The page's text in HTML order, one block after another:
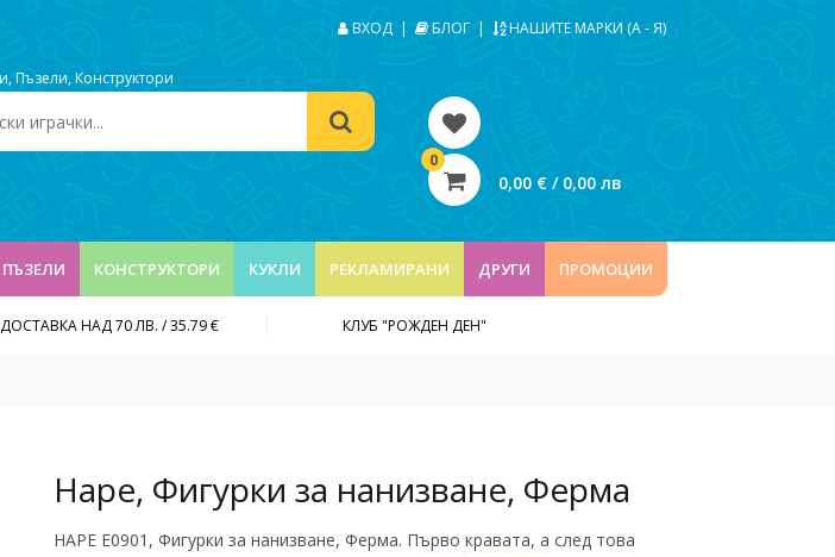
ВХОД | БЛОГ | НАШИТЕ МАРКИ (А - Я)
,Пъзели,Конструктори
0
0,00 € / 0,00 лв
ПЪЗЕЛИ КОНСТРУКТОРИ КУКЛИ РЕКЛАМИРАНИ ДРУГИ ПРОМОЦИИ
НАД 70 ЛВ. / 35.79 € КЛУБ "РОЖДЕН ДЕН"
Hape, Фигурки за нанизване, Ферма
HAPE Е0901, Фигурки за нанизване, Ферма. Първо кравата, а след това